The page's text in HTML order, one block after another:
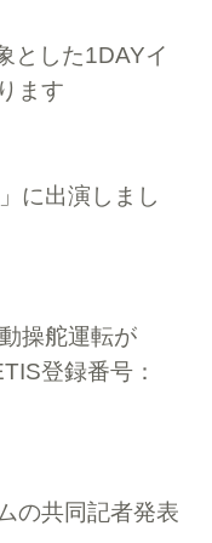
とした1DAYイ
ます
に出演しまし
操舵運転が
登録番号：
の共同記者発表